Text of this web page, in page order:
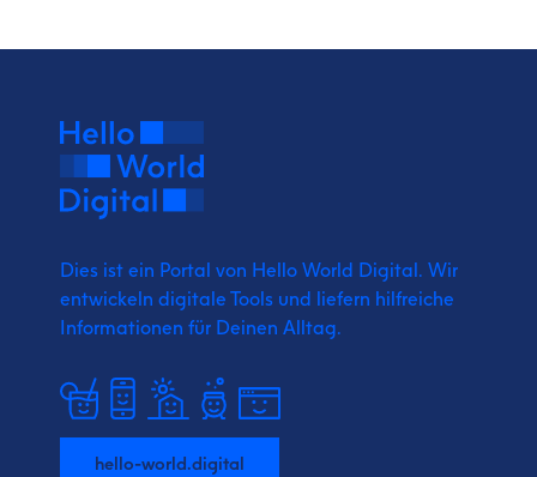
Dies ist ein Portal von Hello World Digital. Wir
entwickeln digitale Tools und liefern hilfreiche
Informationen für Deinen Alltag.
hello-world.digital